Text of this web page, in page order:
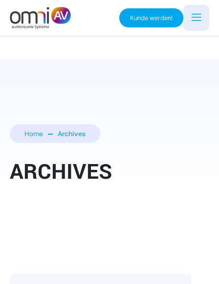
Kunde werden!
Home Archives
ARCHIVES